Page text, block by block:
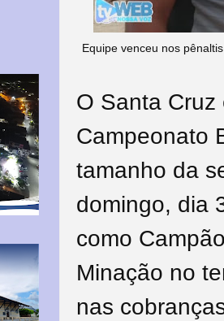
Equipe venceu nos
O Santa
Campeonato
tamanho da
domingo, dia
como
Minação no
nas